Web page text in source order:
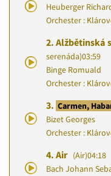
Heuberger
Orchester :
2. Alžbětinská
serenáda)03:59
Binge Romuald
Orchester :
3. Carmen,
Bizet Georges
Orchester :
4. Air (Air)04:18
Bach Johann